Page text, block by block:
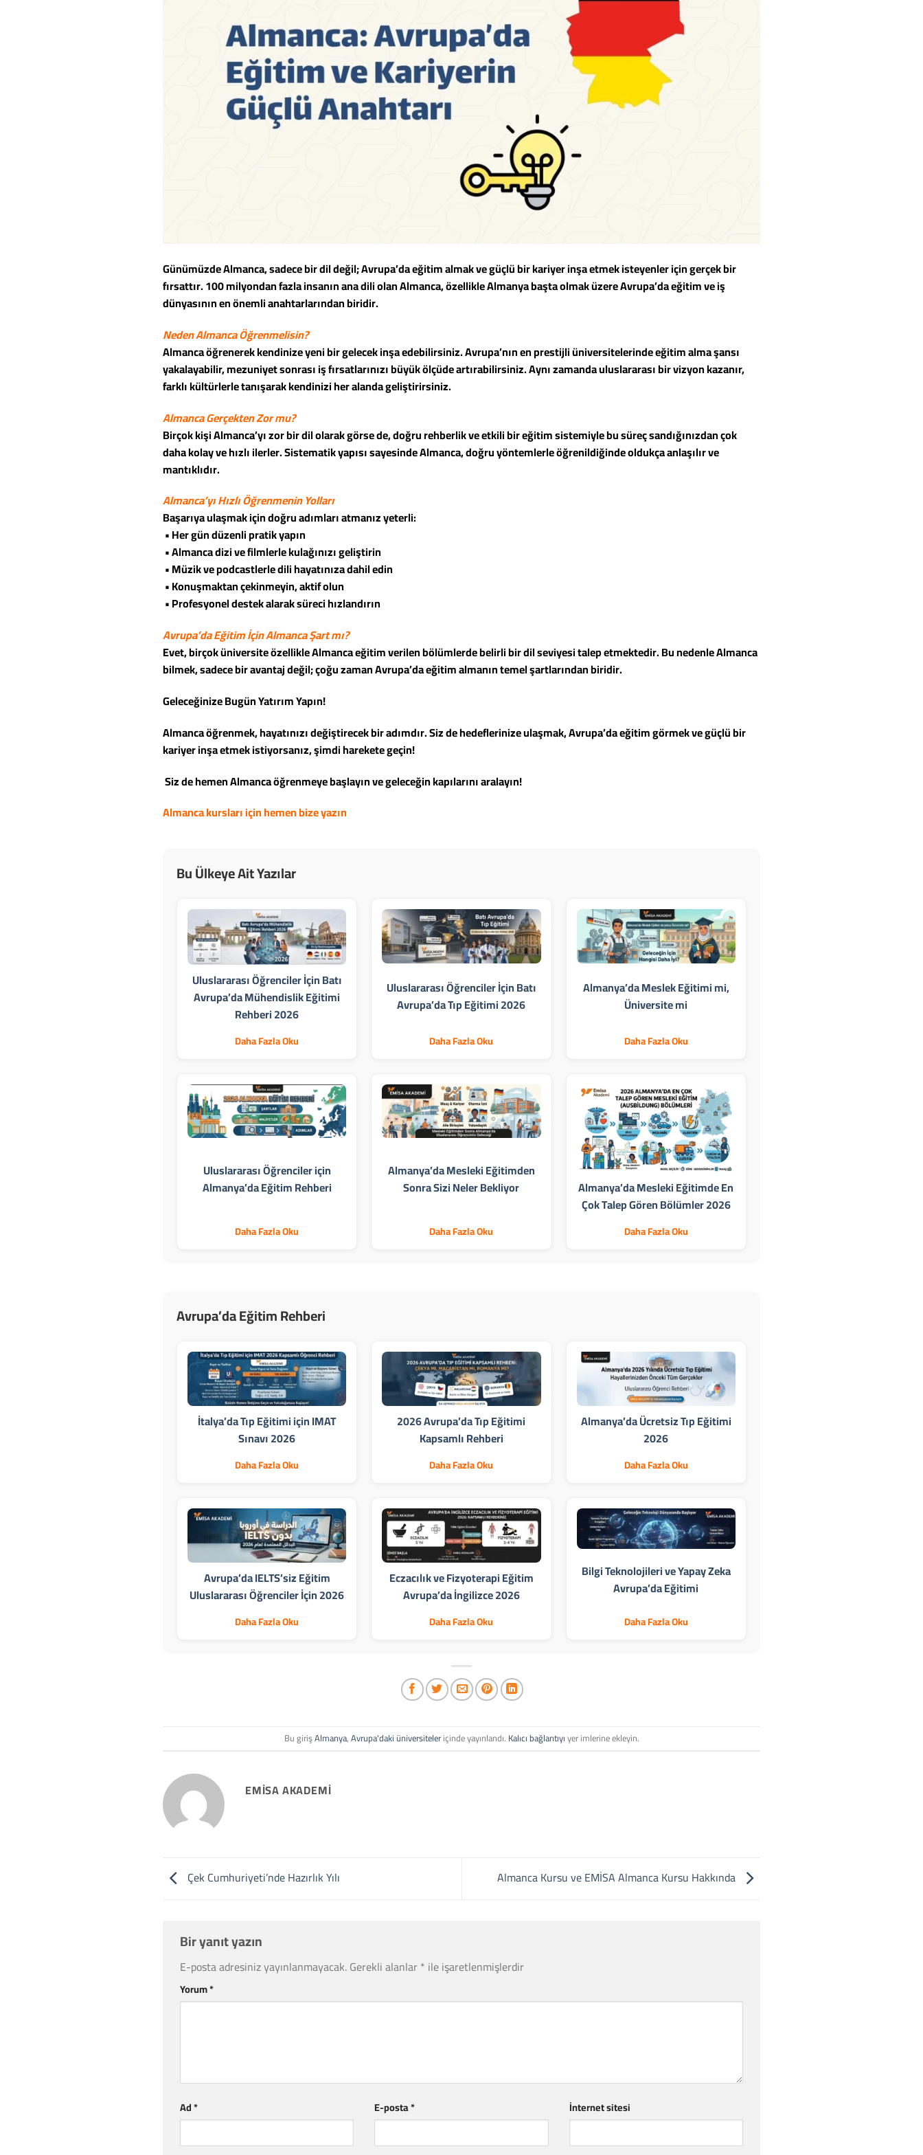
Günümüzde Almanca, sadece bir dil değil; Avrupa’da eğitim almak ve güçlü bir kariyer inşa etmek isteyenler için gerçek bir
fırsattır. 100 milyondan fazla insanın ana dili olan Almanca, özellikle Almanya başta olmak üzere Avrupa’da eğitim ve iş
dünyasının en önemli anahtarlarından biridir.
Neden Almanca Öğrenmelisin?
Almanca öğrenerek kendinize yeni bir gelecek inşa edebilirsiniz. Avrupa’nın en prestijli üniversitelerinde eğitim alma şansı
yakalayabilir, mezuniyet sonrası iş fırsatlarınızı büyük ölçüde artırabilirsiniz. Aynı zamanda uluslararası bir vizyon kazanır,
farklı kültürlerle tanışarak kendinizi her alanda geliştirirsiniz.
Almanca Gerçekten Zor mu?
Birçok kişi Almanca’yı zor bir dil olarak görse de, doğru rehberlik ve etkili bir eğitim sistemiyle bu süreç sandığınızdan çok
daha kolay ve hızlı ilerler. Sistematik yapısı sayesinde Almanca, doğru yöntemlerle öğrenildiğinde oldukça anlaşılır ve
mantıklıdır.
Almanca’yı Hızlı Öğrenmenin Yolları
Başarıya ulaşmak için doğru adımları atmanız yeterli:
• Her gün düzenli pratik yapın
• Almanca dizi ve filmlerle kulağınızı geliştirin
• Müzik ve podcastlerle dili hayatınıza dahil edin
• Konuşmaktan çekinmeyin, aktif olun
• Profesyonel destek alarak süreci hızlandırın
Avrupa’da Eğitim İçin Almanca Şart mı?
Evet, birçok üniversite özellikle Almanca eğitim verilen bölümlerde belirli bir dil seviyesi talep etmektedir. Bu nedenle Almanca
bilmek, sadece bir avantaj değil; çoğu zaman Avrupa’da eğitim almanın temel şartlarından biridir.
Geleceğinize Bugün Yatırım Yapın!
Almanca öğrenmek, hayatınızı değiştirecek bir adımdır. Siz de hedeflerinize ulaşmak, Avrupa’da eğitim görmek ve güçlü bir
kariyer inşa etmek istiyorsanız, şimdi harekete geçin!
Siz de hemen Almanca öğrenmeye başlayın ve geleceğin kapılarını aralayın!
Almanca kursları için hemen bize yazın
Bu Ülkeye Ait Yazılar
Uluslararası Öğrenciler İçin Batı
Avrupa’da Mühendislik Eğitimi
Rehberi 2026
Daha Fazla Oku
Uluslararası Öğrenciler İçin Batı
Avrupa’da Tıp Eğitimi 2026
Daha Fazla Oku
Almanya’da Meslek Eğitimi mi,
Üniversite mi
Daha Fazla Oku
Uluslararası Öğrenciler için
Almanya’da Eğitim Rehberi
Daha Fazla Oku
Almanya’da Mesleki Eğitimden
Sonra Sizi Neler Bekliyor
Daha Fazla Oku
Almanya’da Mesleki Eğitimde En
Çok Talep Gören Bölümler 2026
Daha Fazla Oku
Avrupa’da Eğitim Rehberi
İtalya’da Tıp Eğitimi için IMAT
Sınavı 2026
Daha Fazla Oku
2026 Avrupa’da Tıp Eğitimi
Kapsamlı Rehberi
Daha Fazla Oku
Almanya’da Ücretsiz Tıp Eğitimi
2026
Daha Fazla Oku
Avrupa’da IELTS’siz Eğitim
Uluslararası Öğrenciler İçin 2026
Daha Fazla Oku
Eczacılık ve Fizyoterapi Eğitim
Avrupa’da İngilizce 2026
Daha Fazla Oku
Bilgi Teknolojileri ve Yapay Zeka
Avrupa’da Eğitimi
Daha Fazla Oku
Bu girişAlmanya,Avrupa'daki üniversiteleriçinde yayınlandı. Kalıcı bağlantıyıyer imlerine ekleyin.
EMISA AKADEMI
Çek Cumhuriyeti’nde Hazırlık Yılı Almanca Kursu ve EMİSA Almanca Kursu Hakkında
Bir yanıt yazın
E-posta adresiniz yayınlanmayacak.Gerekli alanlar* ile işaretlenmişlerdir
Yorum*
Ad* E-posta* İnternet sitesi